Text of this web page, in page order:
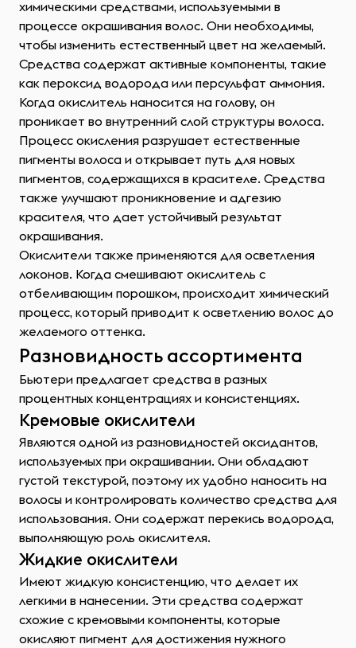
химическими средствами, используемыми в
процессе окрашивания волос. Они необходимы,
чтобы изменить естественный цвет на желаемый.
Средства содержат активные компоненты, такие
как пероксид водорода или персульфат аммония.
Когда окислитель наносится на голову, он
проникает во внутренний слой структуры волоса.
Процесс окисления разрушает естественные
пигменты волоса и открывает путь для новых
пигментов, содержащихся в красителе. Средства
также улучшают проникновение и адгезию
красителя, что дает устойчивый результат
окрашивания.
Окислители также применяются для осветления
локонов. Когда смешивают окислитель с
отбеливающим порошком, происходит химический
процесс, который приводит к осветлению волос до
желаемого оттенка.
Разновидность ассортимента
Бьютери предлагает средства в разных
процентных концентрациях и консистенциях.
Кремовые окислители
Являются одной из разновидностей оксидантов,
используемых при окрашивании. Они обладают
густой текстурой, поэтому их удобно наносить на
волосы и контролировать количество средства для
использования. Они содержат перекись водорода,
выполняющую роль окислителя.
Жидкие окислители
Имеют жидкую консистенцию, что делает их
легкими в нанесении. Эти средства содержат
схожие с кремовыми компоненты, которые
окисляют пигмент для достижения нужного